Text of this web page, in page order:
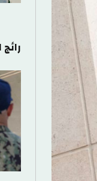
رائج الآن